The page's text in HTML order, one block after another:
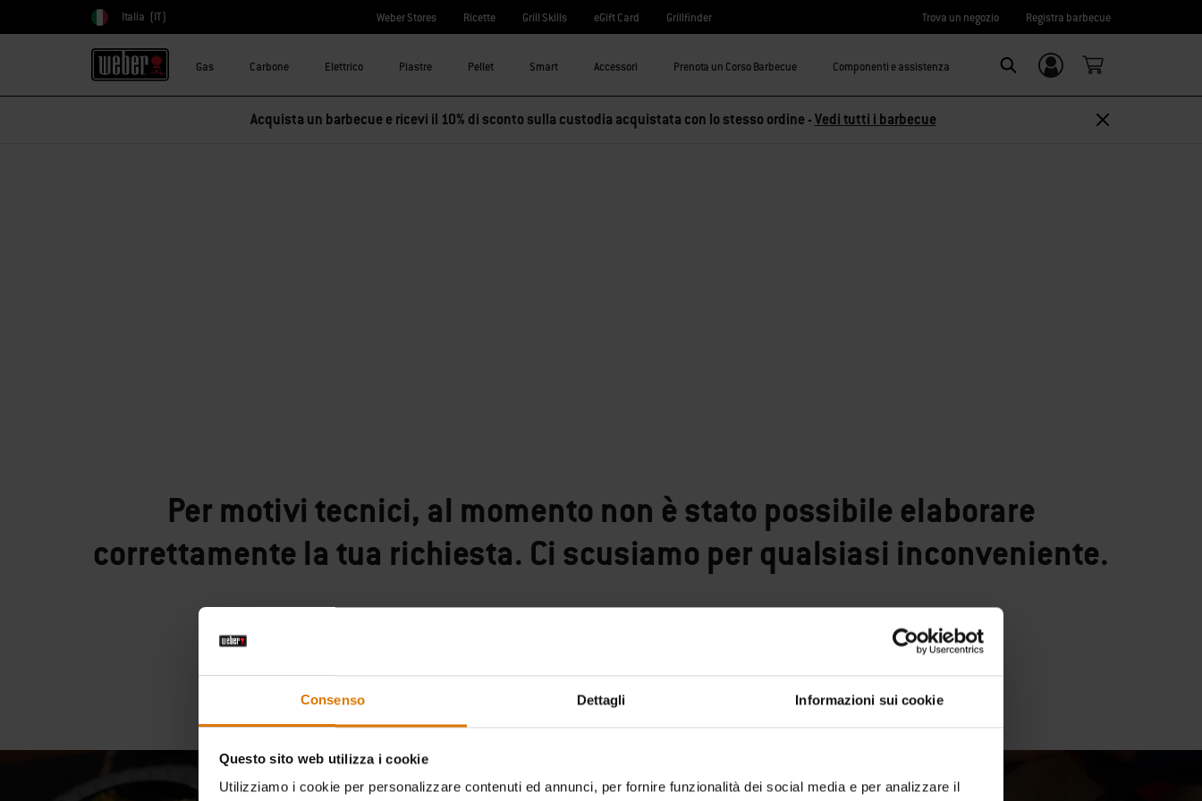
Consenso Dettagli Informazioni sui cookie
Questo sito web utilizza i cookie
Utilizziamo i cookie per personalizzare contenuti ed annunci, per fornire funzionalità dei social media e per analizzare il
Scegli paese
Italia (IT) Weber Stores Ricette Grill Skills eGift Card Grillfinder Trova un negozio Registra barbecue
Gas Carbone Elettrico Piastre Pellet Smart Accessori Prenota un Corso Barbecue Componenti e assistenza
Accedi/
Registrati
Acquista un barbecue e ricevi il 10% di sconto sulla custodia acquistata con lo stesso ordine -Vedi tutti i barbecue
Per motivi tecnici, al momento non è stato possibile elaborare
correttamente la tua richiesta. Ci scusiamo per qualsiasi inconveniente.